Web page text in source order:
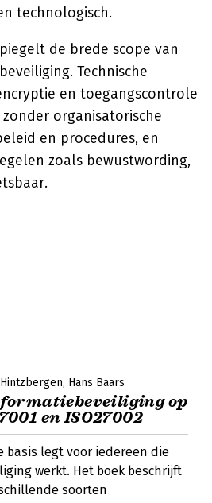
technologisch.
de brede scope van
Technische
en toegangscontrole
organisatorische
en procedures, en
zoals bewustwording,
Hans Baars
op
en ISO27002
basis legt voor iedereen die
werkt. Het boek beschrijft
soorten